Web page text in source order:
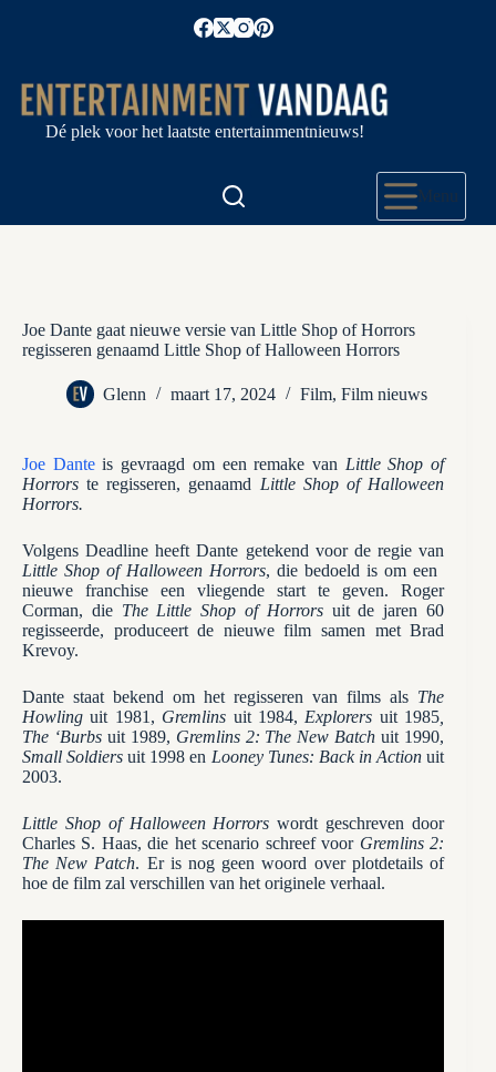
Dé plek voor het laatste entertainmentnieuws!
Menu
Joe Dante gaat nieuwe versie van Little Shop of Horrors
regisseren genaamd Little Shop of Halloween Horrors
Glenn maart 17, 2024 Film, Film nieuws
Joe Danteis gevraagd om een ​​remake van Little Shop of
Horrorste regisseren, genaamd Little Shop of Halloween
Horrors.
Volgens Deadline heeft Dante getekend voor de regie van
Little Shop of Halloween Horrors, die bedoeld is om een ​​
nieuwe franchise een vliegende start te geven. Roger
Corman, die The Little Shop of Horrorsuit de jaren 60
regisseerde, produceert de nieuwe film samen met Brad
Krevoy.
Dante staat bekend om het regisseren van films als The
Howling uit 1981, Gremlins uit 1984, Explorers uit 1985
The ‘Burbsuit 1989, Gremlins 2: The New Batch uit 1990,
Small Soldiers uit 1998 en Looney Tunes: Back in Action uit
2003.
Little Shop of Halloween Horrors wordt geschreven door
Charles S. Haas, die het scenario schreef voor Gremlins 2:
The New Patch. Er is nog geen woord over plotdetails of
hoe de film zal verschillen van het originele verhaal.